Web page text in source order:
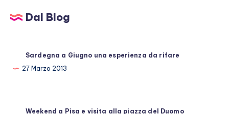
Dal Blog
Sardegna a Giugno una esperienza da rifare
27 Marzo 2013
Weekend a Pisa e visita alla piazza del Duomo